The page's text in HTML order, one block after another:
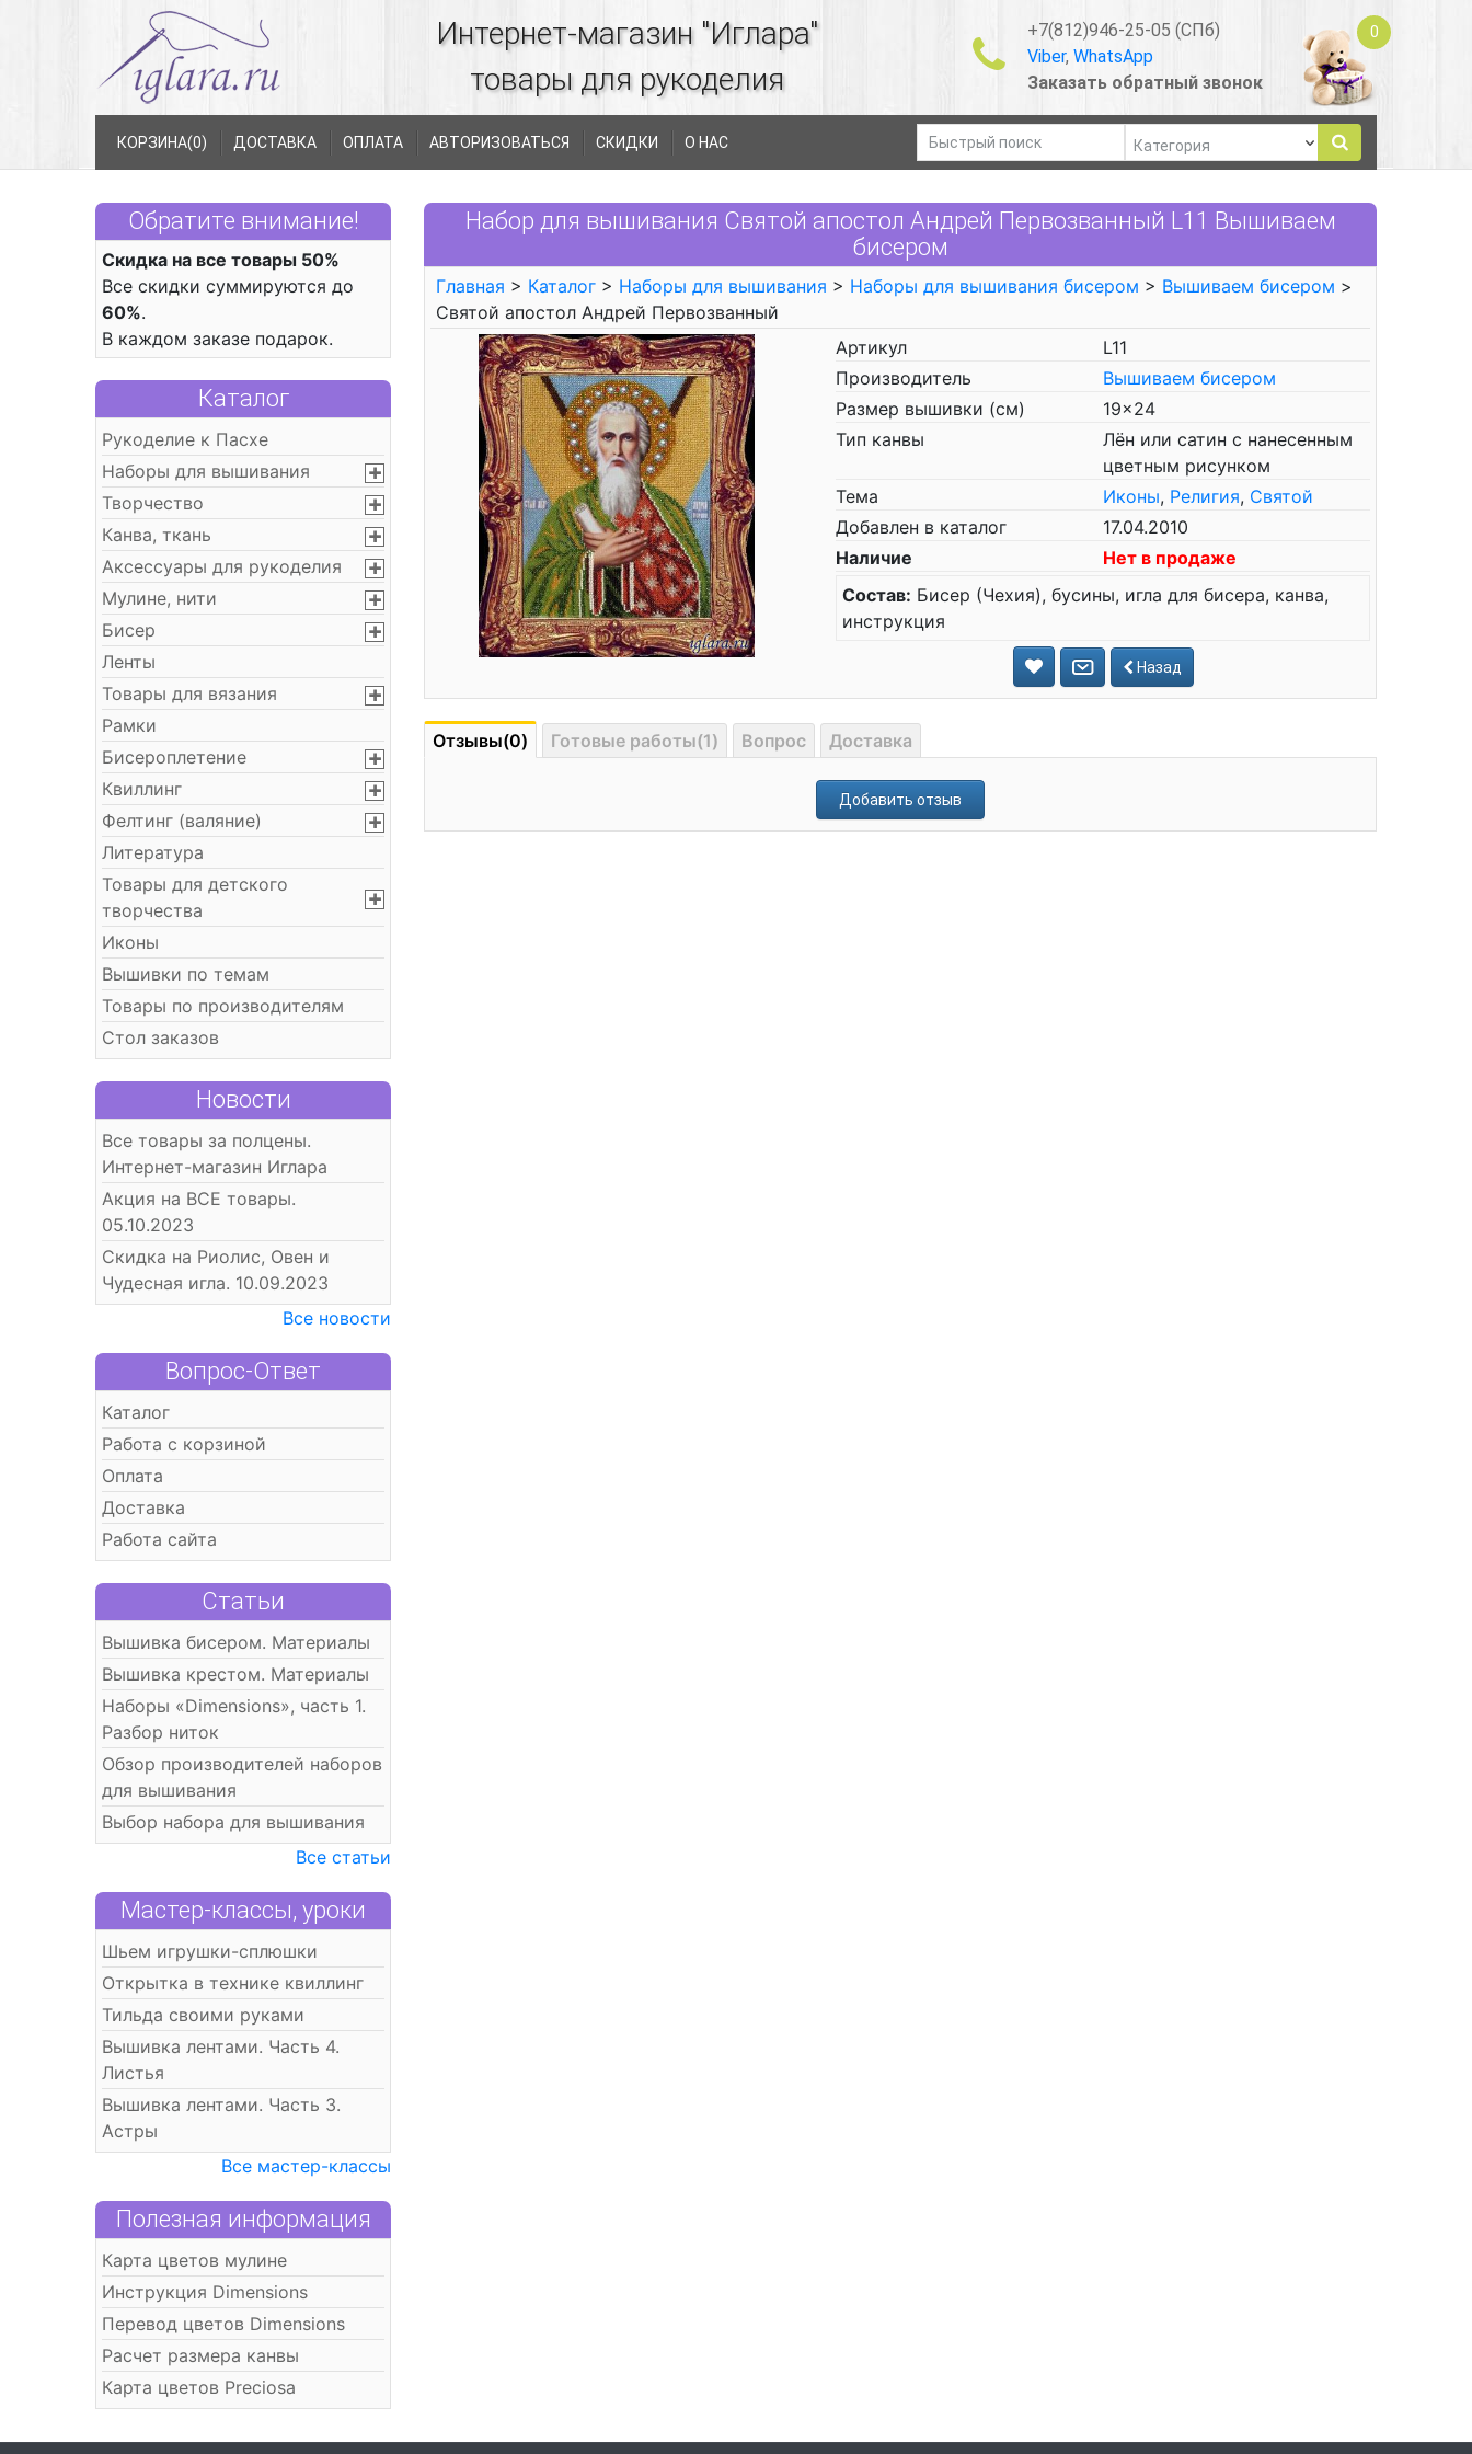
Интернет-магазин "Иглара"
товары для рукоделия
+7(812)946-25-05 (СПб)
Viber, WhatsApp
Заказать обратный звонок
0
КОРЗИНА(0) ДОСТАВКА ОПЛАТА АВТОРИЗОВАТЬСЯ СКИДКИ О НАС
Обратите внимание!
Скидка на все товары 50%
Все скидки суммируются до
60%.
В каждом заказе подарок.
Каталог
Рукоделие к Пасхе
Наборы для вышивания
Творчество
Канва, ткань
Аксессуары для рукоделия
Мулине, нити
Бисер
Ленты
Товары для вязания
Рамки
Бисероплетение
Квиллинг
Фелтинг (валяние)
Литература
Товары для детского
творчества
Иконы
Вышивки по темам
Товары по производителям
Стол заказов
Новости
Все товары за полцены.
Интернет-магазин Иглара
Акция на ВСЕ товары.
05.10.2023
Скидка на Риолис, Овен и
Чудесная игла. 10.09.2023
Все новости
Вопрос-Ответ
Каталог
Работа с корзиной
Оплата
Доставка
Работа сайта
Статьи
Вышивка бисером. Материалы
Вышивка крестом. Материалы
Наборы «Dimensions», часть 1.
Разбор ниток
Обзор производителей наборов
для вышивания
Выбор набора для вышивания
Все статьи
Мастер-классы, уроки
Шьем игрушки-сплюшки
Открытка в технике квиллинг
Тильда своими руками
Вышивка лентами. Часть 4.
Листья
Вышивка лентами. Часть 3.
Астры
Все мастер-классы
Полезная информация
Карта цветов мулине
Инструкция Dimensions
Перевод цветов Dimensions
Расчет размера канвы
Карта цветов Preciosa
Набор для вышивания Святой апостол Андрей Первозванный L11 Вышиваем
бисером
Главная > Каталог > Наборы для вышивания > Наборы для вышивания бисером > Вышиваем бисером >
Святой апостол Андрей Первозванный
Артикул
L11
Производитель
Вышиваем бисером
Размер вышивки (см)
19x24
Тип канвы
Лён или сатин с нанесенным
цветным рисунком
Тема
Иконы, Религия, Святой
Добавлен в каталог
17.04.2010
Наличие
Нет в продаже
Состав: Бисер (Чехия), бусины, игла для бисера, канва,
инструкция
Назад
Отзывы(0) Готовые работы(1) Вопрос Доставка
Добавить отзыв